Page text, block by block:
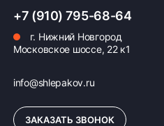
+7 (910) 795-68-64
г. Нижний Новгород
Московское шоссе, 22 к1
info@shlepakov.ru
ЗАКАЗАТЬ ЗВОНОК